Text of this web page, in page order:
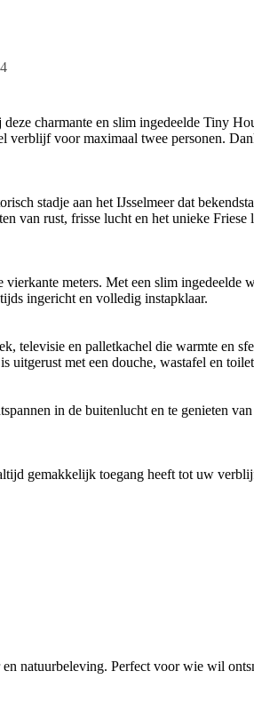
charmante en slim ingedeelde Tiny
voor maximaal twee personen.
stadje aan het IJsselmeer dat
van rust, frisse lucht en het unieke
meters. Met een slim
ingericht en volledig instapklaar.
televisie en palletkachel die warmte en
uitgerust met een douche, wastafel en
in de buitenlucht en te genieten
gemakkelijk toegang heeft tot uw
natuurbeleving. Perfect voor wie wil